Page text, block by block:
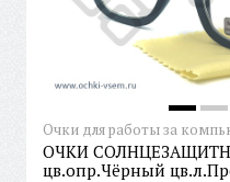
Очки для работы за
ОЧКИ
цв.опр.Чёрный